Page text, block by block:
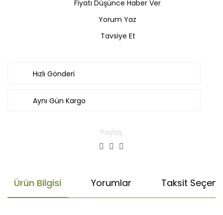
Fiyatı Düşünce Haber Ver
Yorum Yaz
Tavsiye Et
Hızlı Gönderi
Aynı Gün Kargo
Paylaş
Ürün Bilgisi Yorumlar Taksit